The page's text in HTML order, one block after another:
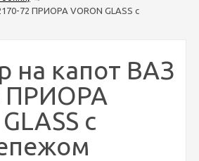
72 ПРИОРА VORON GLASS с
на капот ВАЗ
ПРИОРА
с